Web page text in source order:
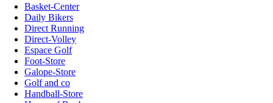
Basket-Center
Daily Bikers
Direct Running
Direct-Volley
Espace Golf
Foot-Store
Galope-Store
Golf and co
Handball-Store